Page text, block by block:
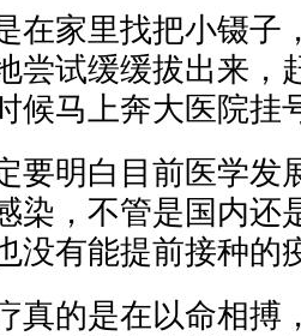
在家里找把小镊子
尝试缓缓拔出来，
候马上奔大医院挂
要明白目前医学发
染，不管是国内还
没有能提前接种的
真的是在以命相搏